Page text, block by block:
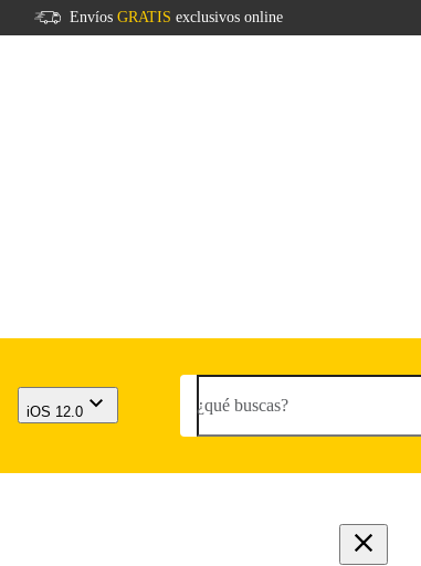
Envíos GRATIS exclusivos online
iOS 12.0 ¿qué buscas?